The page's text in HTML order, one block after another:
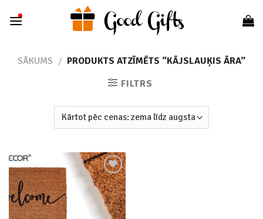
SĀKUMS / PRODUKTS ATZĪMĒTS “KĀJSLAUĶIS ĀRA”
FILTRS
Add to
wishlist